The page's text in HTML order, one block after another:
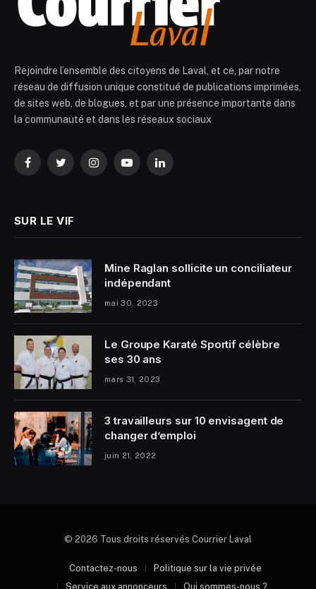
Rejoindre l’ensemble des citoyens de Laval, et ce, par notre
réseau de diffusion unique constitué de publications imprimées,
de sites web, de blogues, et par une présence importante dans
la communauté et dans les réseaux sociaux
FacebookTwitterInstagramYouTubeLinkedIn
SUR LE VIF
Mine Raglan sollicite un conciliateur
indépendant
mai 30, 2023
Le Groupe Karaté Sportif célèbre
ses 30 ans
mars 31, 2023
3 travailleurs sur 10 envisagent de
changer d’emploi
juin 21, 2022
© 2026 Tous droits réservés Courrier Laval
Contactez-nous
Politique sur la vie privée
Service aux annonceurs
Qui sommes-nous ?